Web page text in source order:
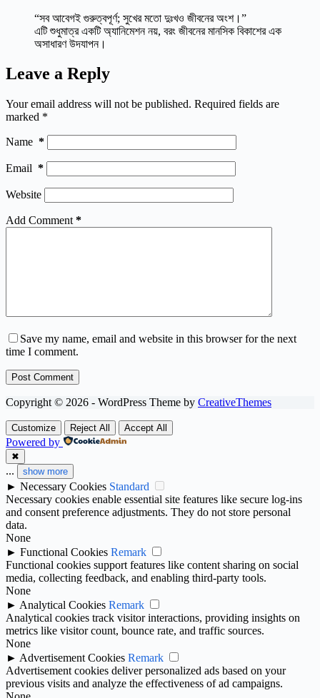
“সব আবেগই গুরুত্বপূর্ণ; সুখের মতো দুঃখও জীবনের অংশ।”
এটি শুধুমাত্র একটি অ্যানিমেশন নয়, বরং জীবনের মানসিক বিকাশের এক
অসাধারণ উদযাপন।
Leave a Reply
Your email address will not be published. Required fields are
marked *
Name *
Email *
Website
Add Comment *
Save my name, email and website in this browser for the next
time I comment.
Post Comment
Copyright © 2026 - WordPress Theme by CreativeThemes
Customize Reject All Accept All
Powered by
✖
... show more
► Necessary Cookies Standard
Necessary cookies enable essential site features like secure log-ins
and consent preference adjustments. They do not store personal
data.
None
► Functional Cookies Remark
Functional cookies support features like content sharing on social
media, collecting feedback, and enabling third-party tools.
None
► Analytical Cookies Remark
Analytical cookies track visitor interactions, providing insights on
metrics like visitor count, bounce rate, and traffic sources.
None
► Advertisement Cookies Remark
Advertisement cookies deliver personalized ads based on your
previous visits and analyze the effectiveness of ad campaigns.